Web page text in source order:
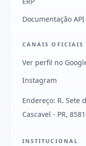
Documentação API
CANAIS OFICIAIS
Ver perfil no
Instagram
Endereço: R. Sete
Cascavel - PR,
INSTITUCIONAL